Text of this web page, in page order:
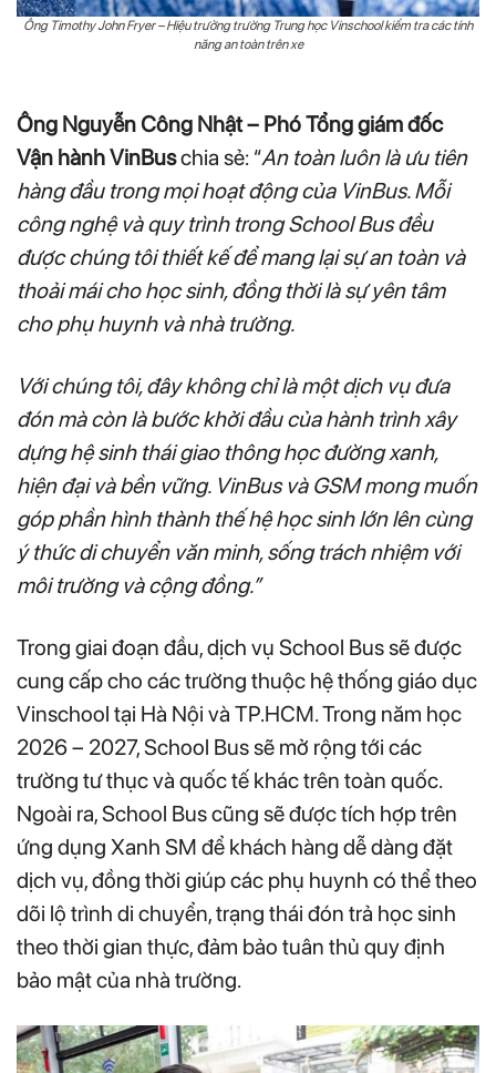
Ông Timothy John Fryer – Hiệu trưởng trường Trung học Vinschool kiểm tra các tính
năng an toàn trên xe
Ông Nguyễn Công Nhật – Phó Tổng giám đốc
Vận hành VinBuschia sẻ: “An toàn luôn là ưu tiên
hàng đầu trong mọi hoạt động của VinBus. Mỗi
công nghệ và quy trình trong School Bus đều
được chúng tôi thiết kế để mang lại sự an toàn và
thoải mái cho học sinh, đồng thời là sự yên tâm
cho phụ huynh và nhà trường.
Với chúng tôi, đây không chỉ là một dịch vụ đưa
đón mà còn là bước khởi đầu của hành trình xây
dựng hệ sinh thái giao thông học đường xanh,
hiện đại và bền vững. VinBus và GSM mong muốn
góp phần hình thành thế hệ học sinh lớn lên cùng
ý thức di chuyển văn minh, sống trách nhiệm với
môi trường và cộng đồng.”
Trong giai đoạn đầu, dịch vụ School Bus sẽ được
cung cấp cho các trường thuộc hệ thống giáo dục
Vinschool tại Hà Nội và TP.HCM. Trong năm học
2026 – 2027, School Bus sẽ mở rộng tới các
trường tư thục và quốc tế khác trên toàn quốc.
Ngoài ra, School Bus cũng sẽ được tích hợp trên
ứng dụng Xanh SM để khách hàng dễ dàng đặt
dịch vụ, đồng thời giúp các phụ huynh có thể theo
dõi lộ trình di chuyển, trạng thái đón trả học sinh
theo thời gian thực, đảm bảo tuân thủ quy định
bảo mật của nhà trường.